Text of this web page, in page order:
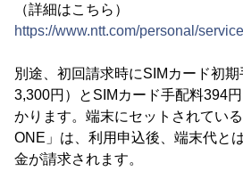
（詳細はこちら）
https://www.ntt.com/personal/
別途、初回請求時にSIMカード初
3,300円）とSIMカード手配料394
かります。端末にセットされてい
ONE」は、利用申込後、端末代と
金が請求されます。